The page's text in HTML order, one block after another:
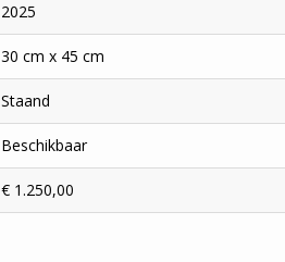
2025
30 cm x 45 cm
Staand
Beschikbaar
€ 1.250,00